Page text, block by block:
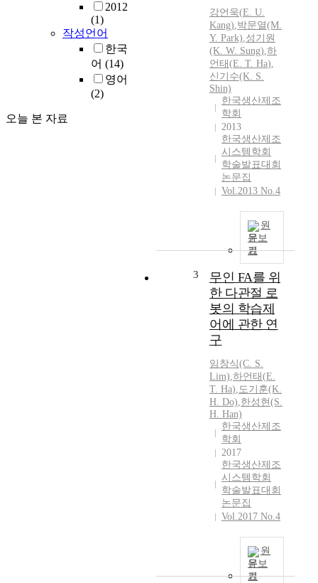
2012
(1)
작성언어
한국
어 (14)
영어
(2)
오늘 본 자료
강언욱(E. U.
Kang),박문열(M.
Y. Park),성기원
(K. W. Sung),하
언태 (E. T. Ha),
신기수(K. S.
Shin)
한국생산제조
학회
2013
한국생산제조
시스템학회
학술발표대회
논문집
Vol.2013 No.4
원
문보
기
3
무인 FA를 위
한 다관절 로
봇의 학습제
어에 관한 연
구
임창식(C. S.
Lim),하언태 (E.
T. Ha),도기훈(K.
H. Do),한성현(S.
H. Han)
한국생산제조
학회
2017
한국생산제조
시스템학회
학술발표대회
논문집
Vol.2017 No.4
원
문보
기